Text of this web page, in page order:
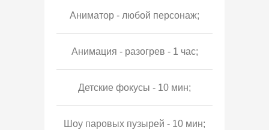
Аниматор - любой персонаж;
Анимация - разогрев - 1 час;
Детские фокусы - 10 мин;
Шоу паровых пузырей - 10 мин;